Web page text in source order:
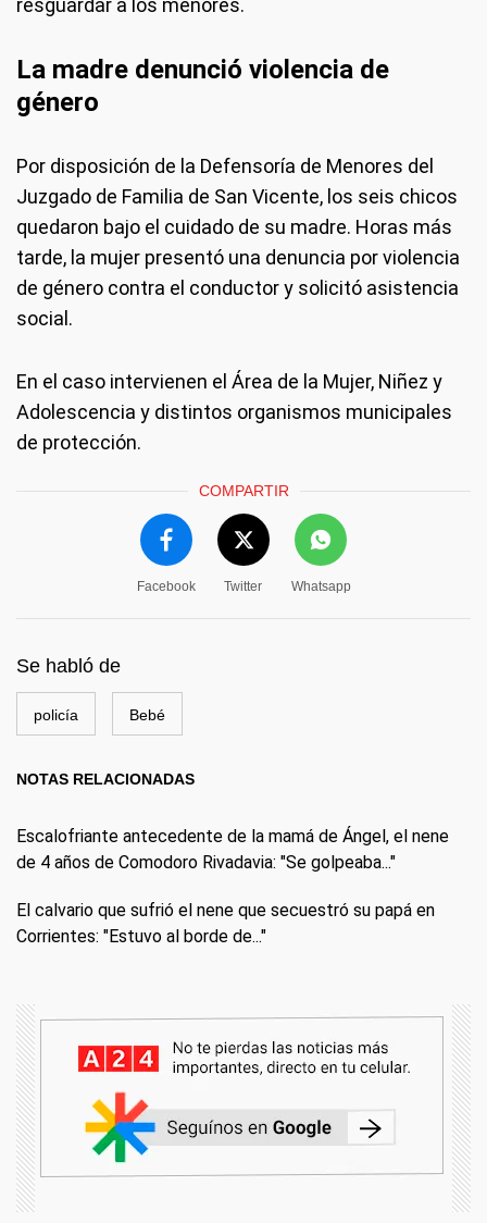
resguardar a los menores.
La madre denunció violencia de
género
Por disposición de la Defensoría de Menores del
Juzgado de Familia de San Vicente, los seis chicos
quedaron bajo el cuidado de su madre. Horas más
tarde, la mujer presentó una denuncia por violencia
de género contra el conductor y solicitó asistencia
social.
En el caso intervienen el Área de la Mujer, Niñez y
Adolescencia y distintos organismos municipales
de protección.
COMPARTIR
Facebook Twitter Whatsapp
Se habló de
policía Bebé
NOTAS RELACIONADAS
Escalofriante antecedente de la mamá de Ángel, el nene
de 4 años de Comodoro Rivadavia: "Se golpeaba..."
El calvario que sufrió el nene que secuestró su papá en
Corrientes: "Estuvo al borde de..."